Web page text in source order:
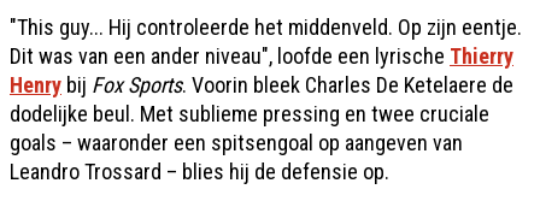
"This guy... Hij controleerde het middenveld. Op zijn eentje.
Dit was van een ander niveau", loofde een lyrische Thierry
Henry bij Fox Sports. Voorin bleek Charles De Ketelaere de
dodelijke beul. Met sublieme pressing en twee cruciale
goals – waaronder een spitsengoal op aangeven van
Leandro Trossard – blies hij de defensie op.